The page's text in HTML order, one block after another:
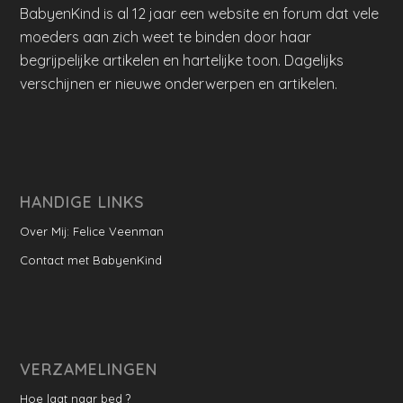
BabyenKind is al 12 jaar een website en forum dat vele
moeders aan zich weet te binden door haar
begrijpelijke artikelen en hartelijke toon. Dagelijks
verschijnen er nieuwe onderwerpen en artikelen.
HANDIGE LINKS
Over Mij: Felice Veenman
Contact met BabyenKind
VERZAMELINGEN
Hoe laat naar bed ?